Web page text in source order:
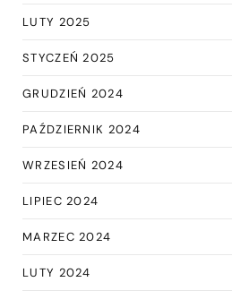
LUTY 2025
STYCZEŃ 2025
GRUDZIEŃ 2024
PAŹDZIERNIK 2024
WRZESIEŃ 2024
LIPIEC 2024
MARZEC 2024
LUTY 2024